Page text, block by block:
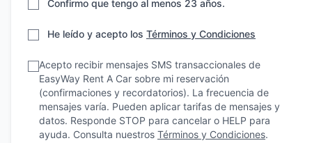
Confirmo que tengo al menos 23 años.
He leído y acepto los Términos y Condiciones
Acepto recibir mensajes SMS transaccionales de
EasyWay Rent A Car sobre mi reservación
(confirmaciones y recordatorios). La frecuencia de
mensajes varía. Pueden aplicar tarifas de mensajes y
datos. Responde STOP para cancelar o HELP para
ayuda. Consulta nuestros Términos y Condiciones.